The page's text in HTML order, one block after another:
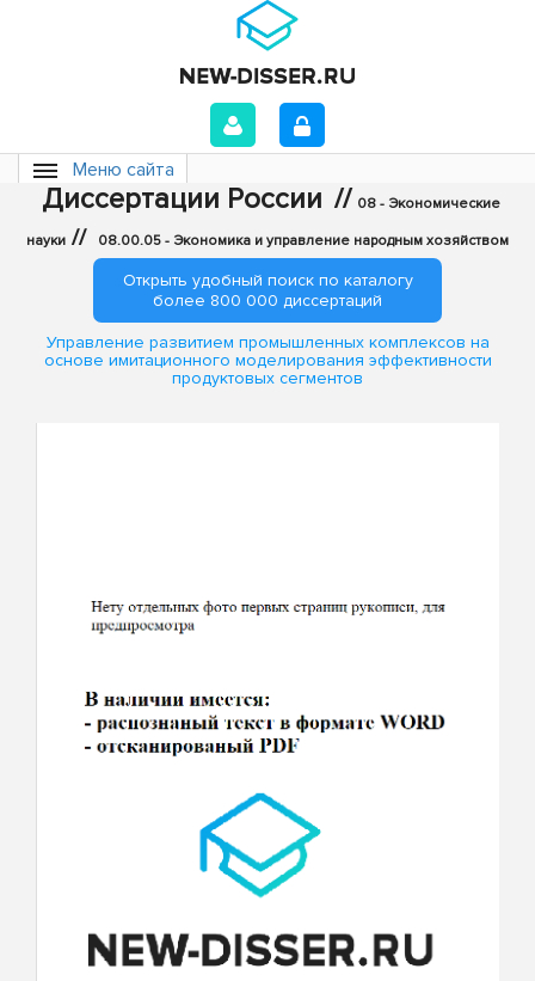
Меню сайта
Диссертации России // 08 - Экономические
науки // 08.00.05 - Экономика и управление народным хозяйством
Открыть удобный поиск по каталогу
более 800 000 диссертаций
Управление развитием промышленных комплексов на
основе имитационного моделирования эффективности
продуктовых сегментов